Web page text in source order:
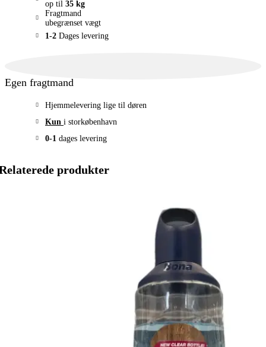
op til 35 kg
Fragtmand
ubegrænset vægt
1-2 Dages levering
Egen fragtmand
Hjemmelevering lige til døren
Kun i storkøbenhavn
0-1 dages levering
produkter